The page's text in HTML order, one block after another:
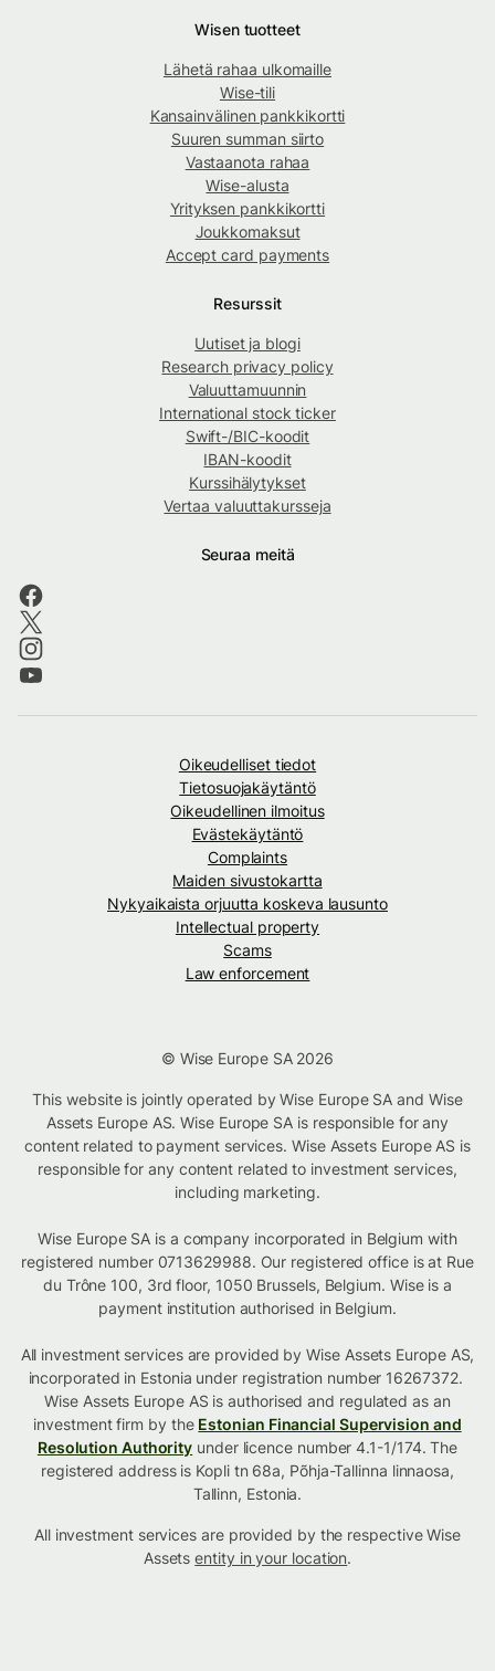
Wisen tuotteet
Lähetä rahaa ulkomaille
Wise-tili
Kansainvälinen pankkikortti
Suuren summan siirto
Vastaanota rahaa
Wise-alusta
Yrityksen pankkikortti
Joukkomaksut
Accept card payments
Resurssit
Uutiset ja blogi
Research privacy policy
Valuuttamuunnin
International stock ticker
Swift-/BIC-koodit
IBAN-koodit
Kurssihälytykset
Vertaa valuuttakursseja
Seuraa meitä
Oikeudelliset tiedot
Tietosuojakäytäntö
Oikeudellinen ilmoitus
Evästekäytäntö
Complaints
Maiden sivustokartta
Nykyaikaista orjuutta koskeva lausunto
Intellectual property
Scams
Law enforcement
© Wise Europe SA 2026
This website is jointly operated by Wise Europe SA and Wise
Assets Europe AS. Wise Europe SA is responsible for any
content related to payment services. Wise Assets Europe AS is
responsible for any content related to investment services,
including marketing.
Wise Europe SA is a company incorporated in Belgium with
registered number 0713629988. Our registered office is at Rue
du Trône 100, 3rd floor, 1050 Brussels, Belgium. Wise is a
payment institution authorised in Belgium.
All investment services are provided by Wise Assets Europe AS,
incorporated in Estonia under registration number 16267372.
Wise Assets Europe AS is authorised and regulated as an
investment firm by the Estonian Financial Supervision and
Resolution Authority under licence number 4.1-1/174. The
registered address is Kopli tn 68a, Põhja-Tallinna linnaosa,
Tallinn, Estonia.
All investment services are provided by the respective Wise
Assetsentity in your location.